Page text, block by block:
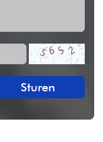
Sturen